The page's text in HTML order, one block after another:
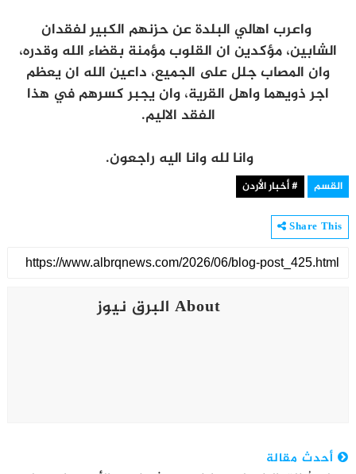
واعرب اهالي البلدة عن حزنهم الكبير لفقدان
الشابين، مؤكدين ان القلوب مؤمنة بقضاء الله وقدره،
وان المصاب جلل على الجميع، داعين الله ان يعظم
اجر ذويهما واهل القرية، وان يجبر كسرهم في هذا
الفقد الاليم.
وانا لله وانا اليه راجعون.
القسم # أخبار الأردن
Share This
About البرق نيوز
أحدث مقالة